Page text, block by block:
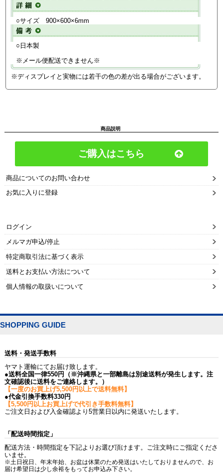
○サイズ 900×600×6mm
○日本製
※メール便配送できません※
※ディスプレイと実物には若干の色の差が出る場合がございます。
商品説明
ご購入はこちら
商品についてのお問い合わせ
お気に入りに登録
ログイン
メルマガ申込/停止
特定商取引法に基づく表示
送料とお支払い方法について
個人情報の取扱いについて
SHOPPING GUIDE
送料・発送手数料
ヤマト運輸にてお届け致します。
●送料全国一律550円（※沖縄県と一部離島は別途送料が発生します。注
文確認後に送料をご連絡します。）
【一度のお買上げ5,500円以上で送料無料】
●代金引換手数料330円
【5,500円以上お買上げで代引き手数料無料】
ご注文日および入金確認より5営業日以内に発送いたします。
「配送時間指定」
配送方法・時間指定を下記よりお選び頂けます。ご注文時にご指定くださ
いませ。
※土日祝日、年末年始、お盆は休業のため発送はいたしておりませんので、お
届け希望日は少し余裕をもってお申込み下さい。